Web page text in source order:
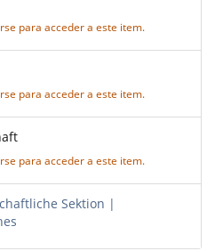
para acceder a este item.
para acceder a este item.
para acceder a este item.
Sektion |